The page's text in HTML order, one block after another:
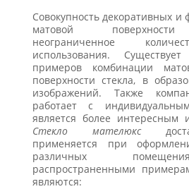
Совокупность декоративных и
матовой поверхности
неограниченное
использования.
примеров комбинации
поверхности стекла, в
изображений. Также
работает с
является более интересным
Стекло мателюкс
применяется при
различных
распространенными
являются: